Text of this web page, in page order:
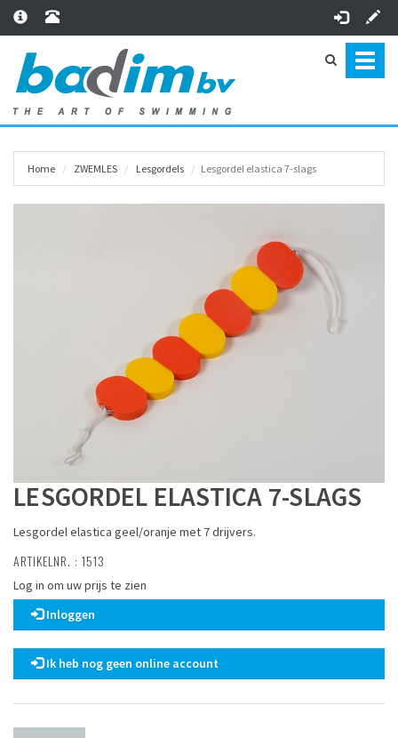
Home ZWEMLES Lesgordels Lesgordel elastica 7-slags
LESGORDEL ELASTICA 7-SLAGS
Lesgordel elastica geel/oranje met 7 drijvers.
ARTIKELNR. : 1513
Log in om uw prijs te zien
Inloggen
Ik heb nog geen online account